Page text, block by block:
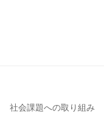
社会課題への取り組み